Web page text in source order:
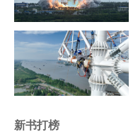
新书打榜